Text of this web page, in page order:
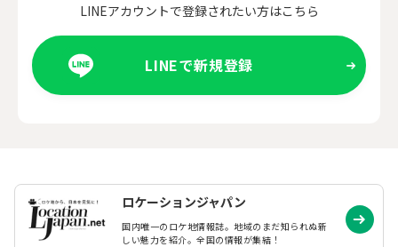
LINEアカウントで登録されたい方はこちら
LINEで新規登録
ロケーションジャパン
国内唯一のロケ地情報誌。地域のまだ知られぬ新
しい魅力を紹介。全国の情報が集結！